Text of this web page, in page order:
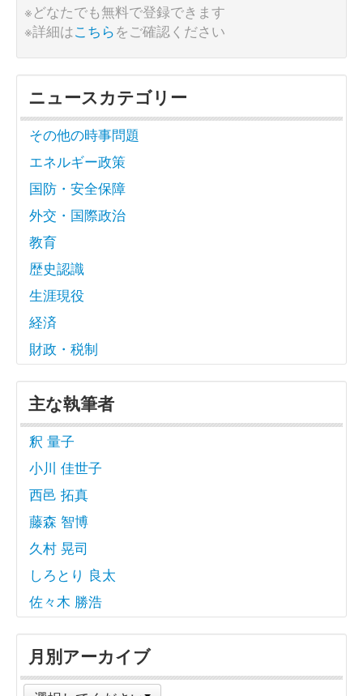
※どなたでも無料で登録できます
※詳細はこちらをご確認ください
ニュースカテゴリー
その他の時事問題
エネルギー政策
国防・安全保障
外交・国際政治
教育
歴史認識
生涯現役
経済
財政・税制
主な執筆者
釈 量子
小川 佳世子
西邑 拓真
藤森 智博
久村 晃司
しろとり 良太
佐々木 勝浩
月別アーカイブ